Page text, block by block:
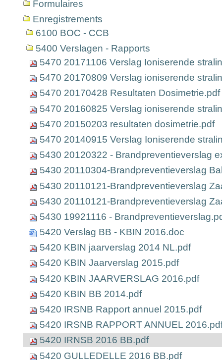
Formulaires
Enregistrements
6100 BOC - CCB
5400 Verslagen - Rapports
5470 20171106 Verslag Ioniserende
5470 20170809 Verslag ioniserende
5470 20170428 Resultaten Dosimetrie.pdf
5470 20160825 Verslag ioniserende
5470 20150203 resultaten dosimetrie.pdf
5470 20140915 Verslag Ioniserende
5430 20120322 - Brandpreventieverslag
5430 20110304-Brandpreventieverslag
5430 20110121-Brandpreventieverslag
5430 20110121-Brandpreventieverslag
5430 19921116 -
5420 Verslag BB - KBIN 2016.doc
5420 KBIN jaarverslag 2014 NL.pdf
5420 KBIN Jaarverslag 2015.pdf
5420 KBIN JAARVERSLAG 2016.pdf
5420 KBIN BB 2014.pdf
5420 IRSNB Rapport annuel 2015.pdf
5420 IRSNB RAPPORT ANNUEL
5420 IRNSB 2016 BB.pdf
5420 GULLEDELLE 2016 BB.pdf